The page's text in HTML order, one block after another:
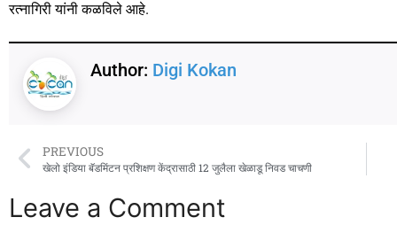
रत्नागिरी यांनी कळविले आहे.
Author: Digi Kokan
PREVIOUS
खेलो इंडिया बॅडमिंटन प्रशिक्षण केंद्रासाठी 12 जुलैला खेळाडू निवड चाचणी
Leave a Comment